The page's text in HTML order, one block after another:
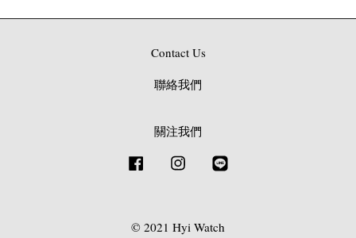
Contact Us
聯絡我們
關注我們
Facebook Instagram
© 2021 Hyi Watch